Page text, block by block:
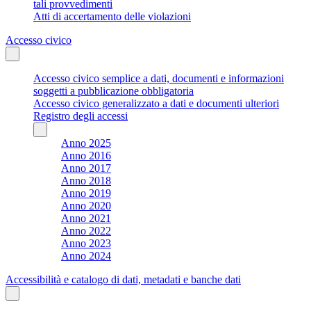
tali provvedimenti
Atti di accertamento delle violazioni
Accesso civico
Accesso civico semplice a dati, documenti e informazioni
soggetti a pubblicazione obbligatoria
Accesso civico generalizzato a dati e documenti ulteriori
Registro degli accessi
Anno 2025
Anno 2016
Anno 2017
Anno 2018
Anno 2019
Anno 2020
Anno 2021
Anno 2022
Anno 2023
Anno 2024
Accessibilità e catalogo di dati, metadati e banche dati